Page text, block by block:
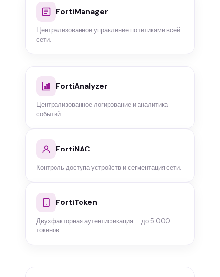
FortiManager
Централизованное управление политиками всей
сети.
FortiAnalyzer
Централизованное логирование и аналитика
событий.
FortiNAC
Контроль доступа устройств и сегментация сети.
FortiToken
Двухфакторная аутентификация — до 5 000
токенов.